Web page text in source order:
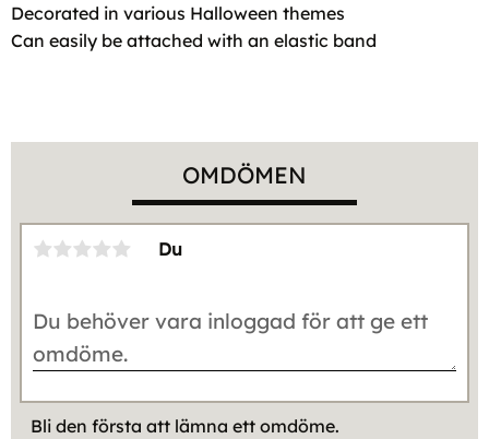
Decorated in various Halloween themes
Can easily be attached with an elastic band
OMDÖMEN
Du
Bli den första att lämna ett omdöme.